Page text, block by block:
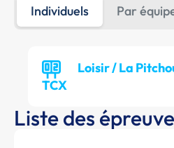
Individuels Par
Loisir / La
TCX
Liste des